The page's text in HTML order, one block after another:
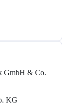
GmbH & Co.
KG